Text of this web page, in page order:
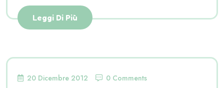
Leggi Di Più
20 Dicembre 2012 0 Comments